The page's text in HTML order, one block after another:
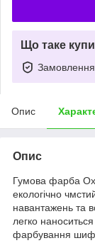
Що таке
Замовлення
Опис
Опис
Гумова фарба
екологічно
навантажень та
легко
фарбування